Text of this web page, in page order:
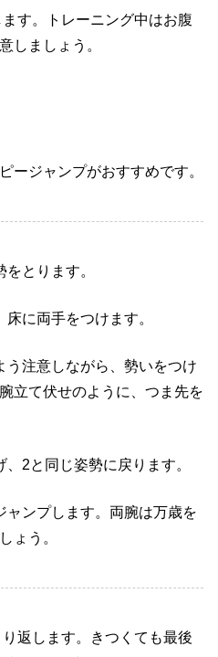
す。トレーニング中はお腹
しましょう。
ージャンプがおすすめです。
とります。
床に両手をつけます。
う注意しながら、勢いをつけ
立て伏せのように、つま先を
2と同じ姿勢に戻ります。
ャンプします。両腕は万歳を
ょう。
返します。きつくても最後